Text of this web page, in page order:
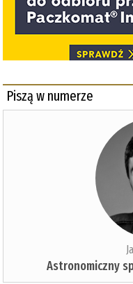
Piszą w numerze
Astronomiczny